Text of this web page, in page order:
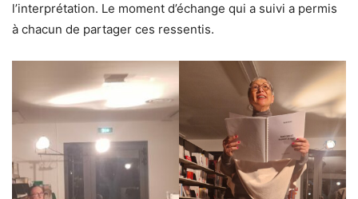
l’interprétation. Le moment d’échange qui a suivi a permis
à chacun de partager ces ressentis.